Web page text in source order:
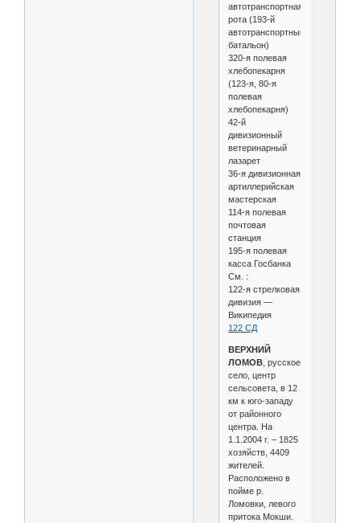
автотранспортная
рота (193-й
автотранспортный
батальон)
320-я полевая
хлебопекарня
(123-я, 80-я
полевая
хлебопекарня)
42-й
дивизионный
ветеринарный
лазарет
36-я дивизионная
артиллерийская
мастерская
114-я полевая
почтовая
станция
195-я полевая
касса Госбанка
См. :
122-я стрелковая
дивизия —
Википедия
122 СД
ВЕРХНИЙ
ЛОМОВ, русское
село, центр
сельсовета, в 12
км к юго-западу
от районного
центра. На
1.1.2004 г. – 1825
хозяйств, 4409
жителей.
Расположено в
пойме р.
Ломовки, левого
притока Мокши.